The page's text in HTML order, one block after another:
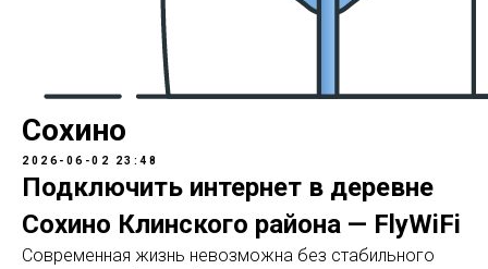
Сохино
2026-06-02 23:48
Подключить интернет в деревне
Сохино Клинского района — FlyWiFi
Современная жизнь невозможна без стабильного